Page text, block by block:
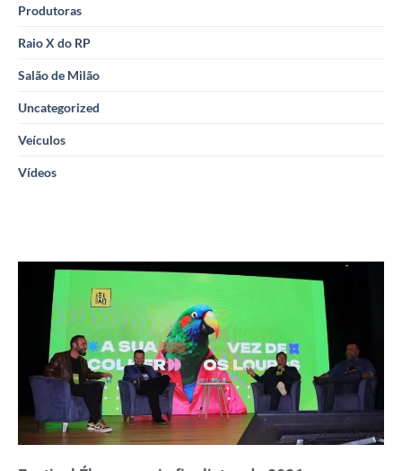
Produtoras
Raio X do RP
Salão de Milão
Uncategorized
Veículos
Vídeos